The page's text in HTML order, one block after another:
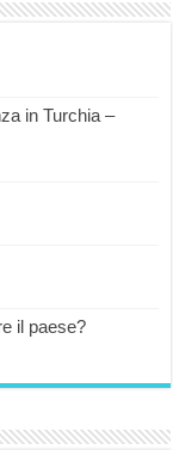
in Turchia –
il paese?